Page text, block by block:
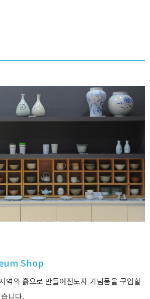
Shop
역의 흙으로 만들어진도자 기념품을 구입할
니다.